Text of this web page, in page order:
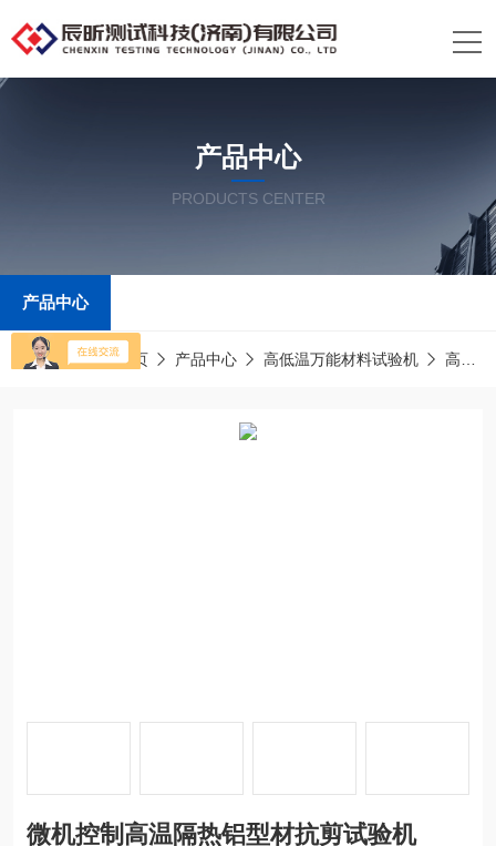
产品中心
PRODUCTS CENTER
产品中心
当前位置：首页 产品中心 高低温万能材料试验机 高温万能材料试验机
微机控制高温隔热铝型材抗剪试验机